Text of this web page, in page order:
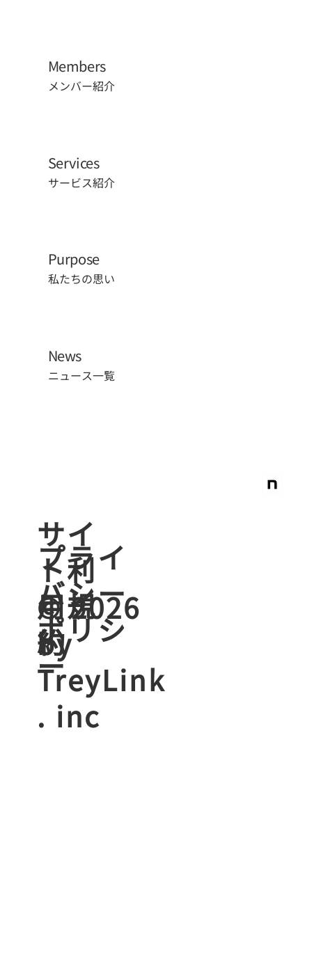
Members
メンバー紹介
Services
サービス紹介
Purpose
私たちの思い
News
ニュース一覧
​サイ
ト利
用規
約
© 2026
by
TreyLink
. inc
プライ
バシー
ポリシ
ー